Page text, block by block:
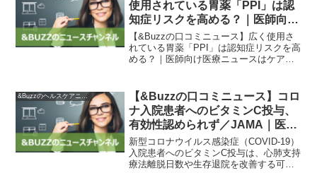
使用されている胃薬「PPI」は認
知症リスクを高める？｜医師向け
医療ニュースはケアネット
【&Buzzの口コミニュース】広く使用さ
れている胃薬「PPI」は認知症リスクを高
める？｜医師向け医療ニュースはケアネ
長期使用している高齢者は、認知症のリ
スクが高まる...
&Buzzのヘルスケアニュース
【&Buzzの口コミニュース】コロ
ナ入院患者へのビタミンC投与、
有効性認められず／JAMA｜医師
向け医療ニュースはケアネット
新型コロナウイルス感染症（COVID-19）
入院患者へのビタミンC投与は、心肺支持
療法離脱日数や生存退院を改善する可能